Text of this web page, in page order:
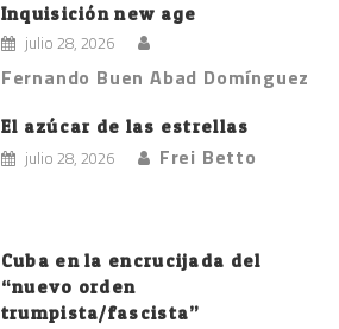
Inquisición new age
julio 28, 2026
Fernando Buen Abad Domínguez
El azúcar de las estrellas
julio 28, 2026 Frei Betto
Cuba en la encrucijada del
“nuevo orden
trumpista/fascista”